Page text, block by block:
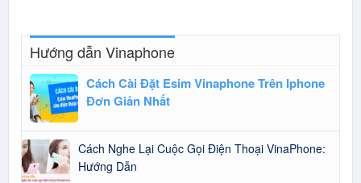
Hướng dẫn Vinaphone
Cách Cài Đặt Esim Vinaphone Trên Iphone
Đơn Giản Nhất
Cách Nghe Lại Cuộc Gọi Điện Thoại VinaPhone:
Hướng Dẫn